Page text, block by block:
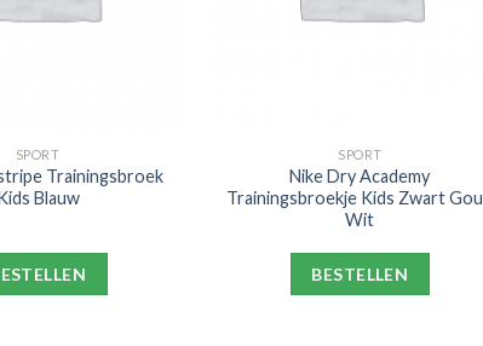
SPORT
Trainingsbroek
Blauw
SPORT
Nike Dry Academy
Trainingsbroekje Kids Zwart
Wit
BESTELLEN